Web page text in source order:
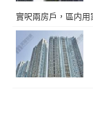
實呎兩房戶，區内用